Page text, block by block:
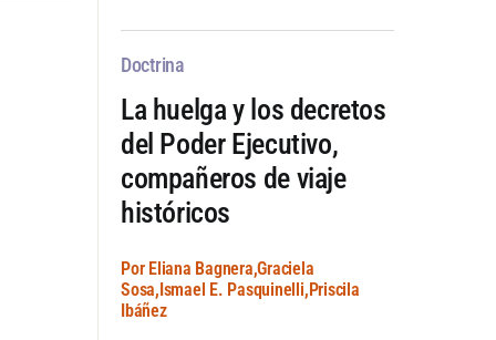
Doctrina
La huelga y los decretos
del Poder Ejecutivo,
compañeros de viaje
históricos
Por Eliana Bagnera,Graciela
Sosa,Ismael E. Pasquinelli,Priscila
Ibáñez